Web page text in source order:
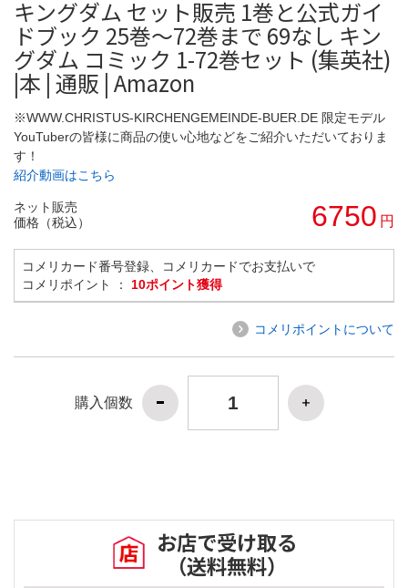
キングダム セット販売 1巻と公式ガイ
ドブック 25巻〜72巻まで 69なし キン
グダム コミック 1-72巻セット (集英社)
|本 | 通販 | Amazon
※WWW.CHRISTUS-KIRCHENGEMEINDE-BUER.DE 限定モデル
YouTuberの皆様に商品の使い心地などをご紹介いただいておりま
す！
紹介動画はこちら
ネット販売
価格（税込）
6750 円
コメリカード番号登録、コメリカードでお支払いで
コメリポイント ： 10ポイント獲得
コメリポイントについて
購入個数
お店で受け取る
（送料無料）